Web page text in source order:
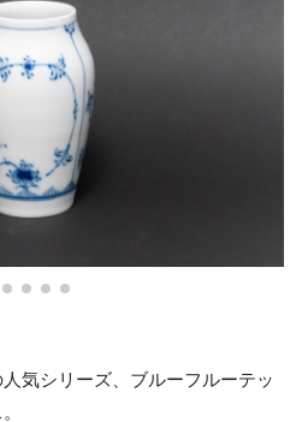
気シリーズ、ブルーフルーテッ